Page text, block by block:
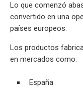
Lo que comenzó
convertido en una
países europeos.
Los productos
en mercados como:
España.